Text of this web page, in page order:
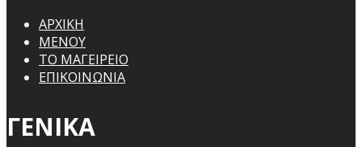
ΑΡΧΙΚΗ
ΜΕΝΟΥ
ΤΟ ΜΑΓΕΙΡΕΙΟ
ΕΠΙΚΟΙΝΩΝΙΑ
ΓΕΝΙΚΑ